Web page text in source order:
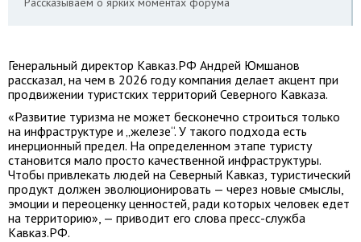
Генеральный директор Кавказ.РФ Андрей Юмшанов
рассказал, на чем в 2026 году компания делает акцент при
продвижении туристских территорий Северного Кавказа.
«Развитие туризма не может бесконечно строиться только
на инфраструктуре и „железе“. У такого подхода есть
инерционный предел. На определенном этапе туристу
становится мало просто качественной инфраструктуры.
Чтобы привлекать людей на Северный Кавказ, туристический
продукт должен эволюционировать — через новые смыслы,
эмоции и переоценку ценностей, ради которых человек едет
на территорию», — приводит его слова пресс-служба
Кавказ.РФ.